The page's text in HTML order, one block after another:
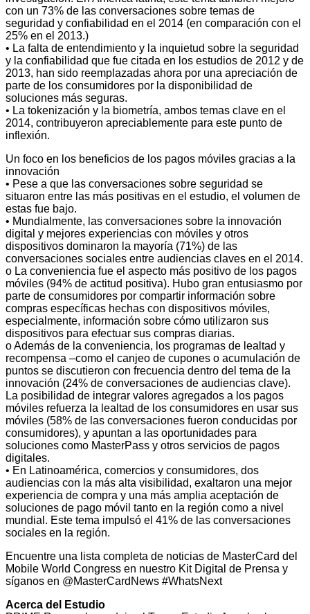
con un 73% de las conversaciones sobre temas de
seguridad y confiabilidad en el 2014 (en comparación con el
25% en el 2013.)
• La falta de entendimiento y la inquietud sobre la seguridad
y la confiabilidad que fue citada en los estudios de 2012 y de
2013, han sido reemplazadas ahora por una apreciación de
parte de los consumidores por la disponibilidad de
soluciones más seguras.
• La tokenización y la biometría, ambos temas clave en el
2014, contribuyeron apreciablemente para este punto de
inflexión.
Un foco en los beneficios de los pagos móviles gracias a la
innovación
• Pese a que las conversaciones sobre seguridad se
situaron entre las más positivas en el estudio, el volumen de
estas fue bajo.
• Mundialmente, las conversaciones sobre la innovación
digital y mejores experiencias con móviles y otros
dispositivos dominaron la mayoría (71%) de las
conversaciones sociales entre audiencias claves en el 2014.
o La conveniencia fue el aspecto más positivo de los pagos
móviles (94% de actitud positiva). Hubo gran entusiasmo por
parte de consumidores por compartir información sobre
compras específicas hechas con dispositivos móviles,
especialmente, información sobre cómo utilizaron sus
dispositivos para efectuar sus compras diarias.
o Además de la conveniencia, los programas de lealtad y
recompensa –como el canjeo de cupones o acumulación de
puntos se discutieron con frecuencia dentro del tema de la
innovación (24% de conversaciones de audiencias clave).
La posibilidad de integrar valores agregados a los pagos
móviles refuerza la lealtad de los consumidores en usar sus
móviles (58% de las conversaciones fueron conducidas por
consumidores), y apuntan a las oportunidades para
soluciones como MasterPass y otros servicios de pagos
digitales.
• En Latinoamérica, comercios y consumidores, dos
audiencias con la más alta visibilidad, exaltaron una mejor
experiencia de compra y una más amplia aceptación de
soluciones de pago móvil tanto en la región como a nivel
mundial. Este tema impulsó el 41% de las conversaciones
sociales en la región.
Encuentre una lista completa de noticias de MasterCard del
Mobile World Congress en nuestro Kit Digital de Prensa y
síganos en @MasterCardNews #WhatsNext
Acerca del Estudio